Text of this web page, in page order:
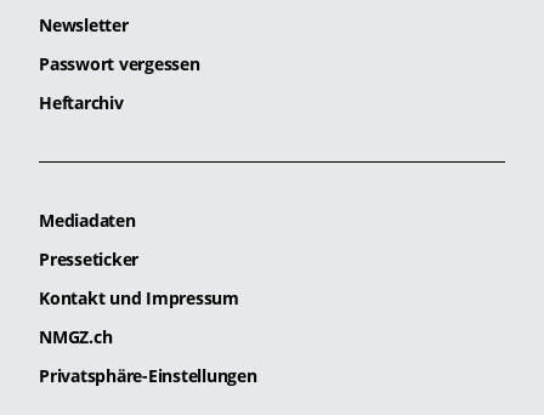
Newsletter
Passwort vergessen
Heftarchiv
Mediadaten
Presseticker
Kontakt und Impressum
NMGZ.ch
Privatsphäre-Einstellungen